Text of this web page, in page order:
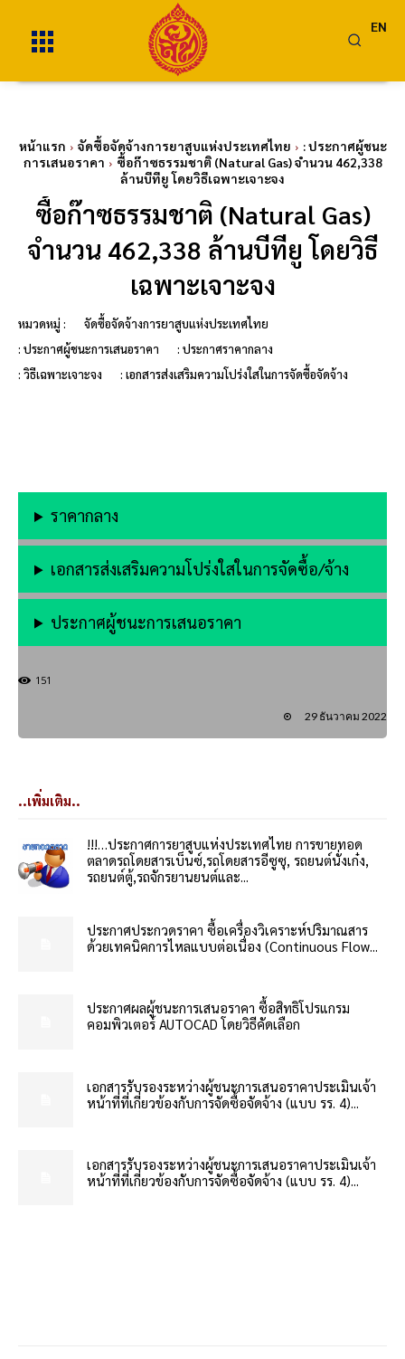
EN
หน้าแรก จัดซื้อจัดจ้างการยาสูบแห่งประเทศไทย
: ประกาศผู้ชนะ
การเสนอราคา
ซื้อก๊าซธรรมชาติ (Natural Gas) จำนวน 462,338
ล้านบีทียู โดยวิธีเฉพาะเจาะจง
ซื้อก๊าซธรรมชาติ (Natural Gas)
จำนวน 462,338 ล้านบีทียู โดยวิธี
เฉพาะเจาะจง
หมวดหมู่ :
จัดซื้อจัดจ้างการยาสูบแห่งประเทศไทย
: ประกาศผู้ชนะการเสนอราคา
: ประกาศราคากลาง
: วิธีเฉพาะเจาะจง
: เอกสารส่งเสริมความโปร่งใสในการจัดซื้อจัดจ้าง
ราคากลาง
เอกสารส่งเสริมความโปร่งใสในการจัดซื้อ/จ้าง
ประกาศผู้ชนะการเสนอราคา
151
29 ธันวาคม 2022
..เพิ่มเติม..
!!!…ประกาศการยาสูบแห่งประเทศไทย การขายทอด
ตลาดรถโดยสารเบ็นซ์,รถโดยสารอีซูซุ, รถยนต์นั่งเก๋ง,
รถยนต์ตู้,รถจักรยานยนต์และ...
ประกาศประกวดราคา ซื้อเครื่องวิเคราะห์ปริมาณสาร
ด้วยเทคนิคการไหลแบบต่อเนื่อง (Continuous Flow...
ประกาศผลผู้ชนะการเสนอราคา ซื้อสิทธิโปรแกรม
คอมพิวเตอร์ AUTOCAD โดยวิธีคัดเลือก
เอกสารรับรองระหว่างผู้ชนะการเสนอราคาประเมินเจ้า
หน้าที่ที่เกี่ยวข้องกับการจัดซื้อจัดจ้าง (แบบ รร. 4)...
เอกสารรับรองระหว่างผู้ชนะการเสนอราคาประเมินเจ้า
หน้าที่ที่เกี่ยวข้องกับการจัดซื้อจัดจ้าง (แบบ รร. 4)...